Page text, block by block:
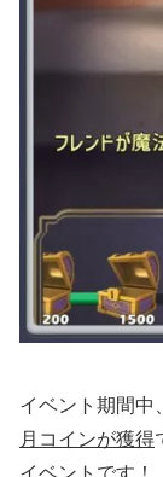
イベント期間中、
月コインが獲得
イベントです！